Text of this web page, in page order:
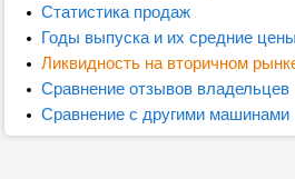
Статистика продаж
Годы выпуска и их средние цены
Ликвидность на вторичном
Сравнение отзывов владельцев
Сравнение с другими машинами